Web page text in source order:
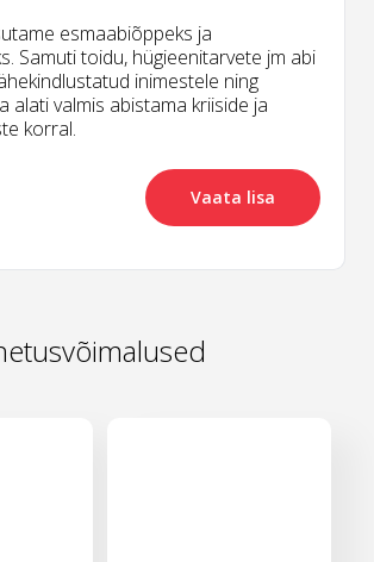
esmaabiõppeks ja
Samuti toidu, hügieenitarvete jm abi
inimestele ning
alati valmis abistama kriiside ja
korral.
Vaata lisa